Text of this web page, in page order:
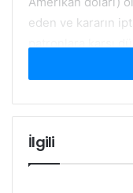
eden ve kararın
Ülkenin dört
buluştu.
başvurusu sonucu
görüşülecek.
İlgili